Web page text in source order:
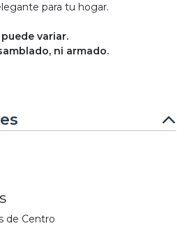
para tu hogar.
variar.
ni armado.
de Centro